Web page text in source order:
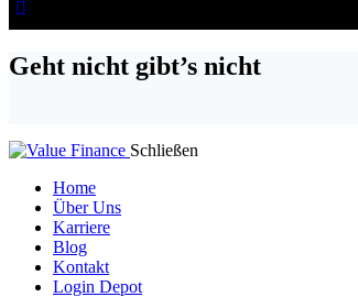
Geht nicht gibt’s nicht
Schließen
Home
Über Uns
Karriere
Blog
Kontakt
Login Depot